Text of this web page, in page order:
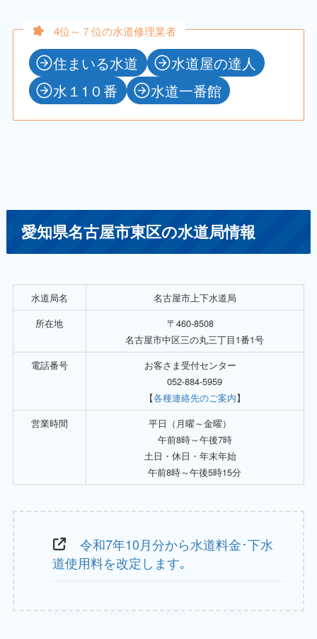
4位～７位の水道修理業者
住まいる水道
水道屋の達人
水１1０番
水道一番館
愛知県名古屋市東区の水道局情報
水道局名
名古屋市上下水道局
所在地
〒460-8508
名古屋市中区三の丸三丁目1番1号
電話番号
お客さま受付センター
052-884-5959
【各種連絡先のご案内】
営業時間
平日（月曜～金曜）
午前8時～午後7時
土日・休日・年末年始
午前8時～午後5時15分
令和7年10月分から水道料金･下水
道使用料を改定します｡